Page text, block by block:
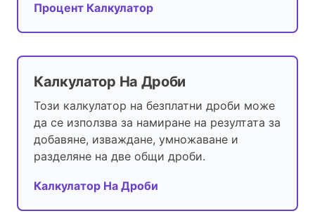
Процент Калкулатор
Калкулатор На Дроби
Този калкулатор на безплатни дроби може
да се използва за намиране на резултата за
добавяне, изваждане, умножаване и
разделяне на две общи дроби.
Калкулатор На Дроби